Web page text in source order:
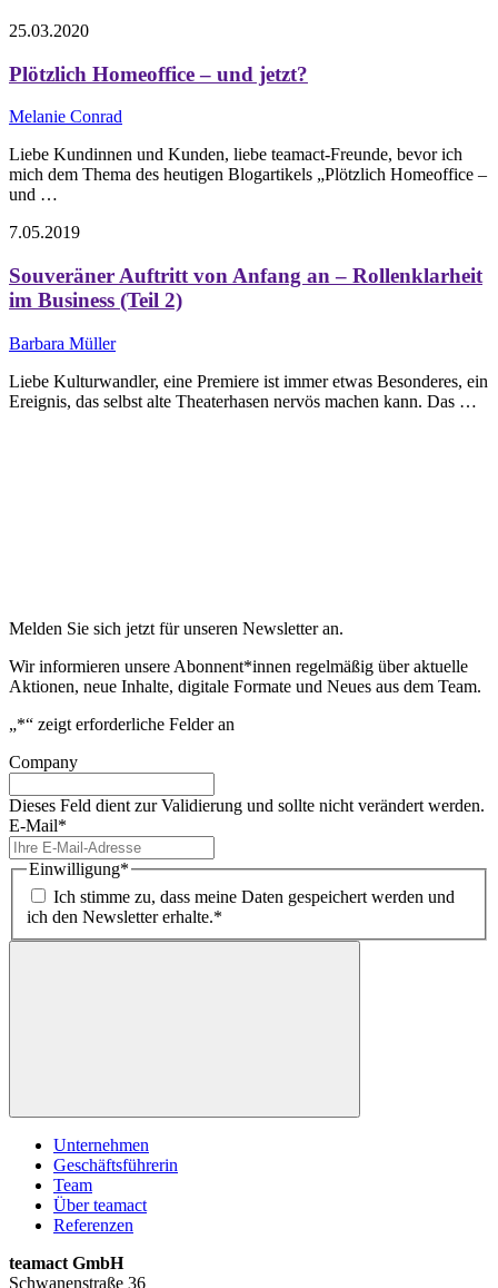
25.03.2020
Plötzlich Homeoffice – und jetzt?
Melanie Conrad
Liebe Kundinnen und Kunden, liebe teamact-Freunde, bevor ich
mich dem Thema des heutigen Blogartikels „Plötzlich Homeoffice –
und …
7.05.2019
Souveräner Auftritt von Anfang an – Rollenklarheit
im Business (Teil 2)
Barbara Müller
Liebe Kulturwandler, eine Premiere ist immer etwas Besonderes, ein
Ereignis, das selbst alte Theaterhasen nervös machen kann. Das …
Melden Sie sich jetzt für unseren Newsletter an.
Wir informieren unsere Abonnent*innen regelmäßig über aktuelle
Aktionen, neue Inhalte, digitale Formate und Neues aus dem Team.
„*“ zeigt erforderliche Felder an
Company
Dieses Feld dient zur Validierung und sollte nicht verändert werden.
E-Mail*
Einwilligung*
Ich stimme zu, dass meine Daten gespeichert werden und
ich den Newsletter erhalte.*
Unternehmen
Geschäftsführerin
Team
Über teamact
Referenzen
teamact GmbH
Schwanenstraße 36